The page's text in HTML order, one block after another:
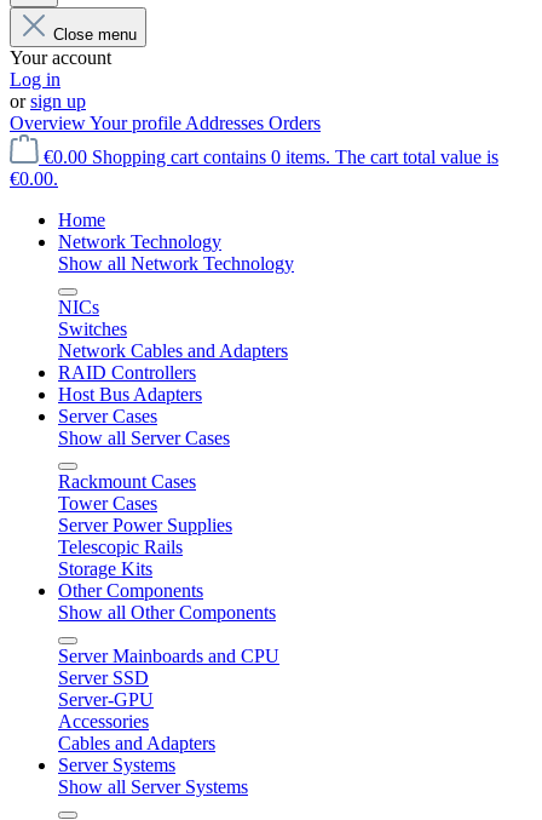
Close menu
Your account
Log in
orsign up
OverviewYour profile Addresses Orders
€0.00 Shopping cart contains 0 items. The cart total value is
€0.00.
Home
Network Technology
Show all Network Technology
NICs
Switches
Network Cables and Adapters
RAID Controllers
Host Bus Adapters
Server Cases
Show all Server Cases
Rackmount Cases
Tower Cases
Server Power Supplies
Telescopic Rails
Storage Kits
Other Components
Show all Other Components
Server Mainboards and CPU
Server SSD
Server-GPU
Accessories
Cables and Adapters
Server Systems
Show all Server Systems